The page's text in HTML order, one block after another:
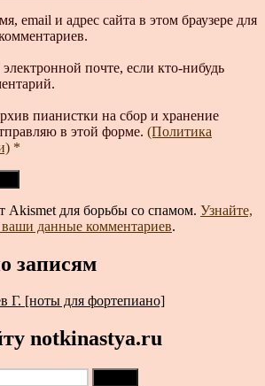
email и адрес сайта в этом браузере для
почте, если кто-нибудь
пианистки на сбор и хранение
в этой форме. (Политика
*
Akismet для борьбы со спамом. Узнайте,
данные комментариев.
записям
Г. [ноты для фортепиано]
notkinastya.ru